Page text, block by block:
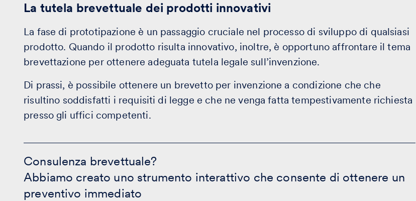
La tutela brevettuale dei prodotti innovativi
La fase di prototipazione è un passaggio cruciale nel processo di sviluppo di qualsiasi
prodotto. Quando il prodotto risulta innovativo, inoltre, è opportuno affrontare il tema
brevettazione per ottenere adeguata tutela legale sull’invenzione.
Di prassi, è possibile ottenere un brevetto per invenzione a condizione che che
risultino soddisfatti i requisiti di legge e che ne venga fatta tempestivamente richiesta
presso gli uffici competenti.
Consulenza brevettuale?
Abbiamo creato uno strumento interattivo che consente di ottenere un
preventivo immediato
brevettuale?
-
Calcola
preventivo